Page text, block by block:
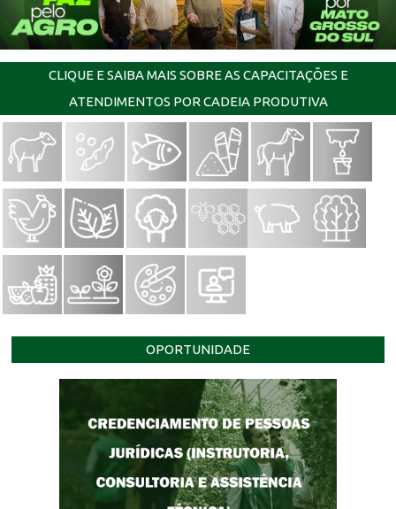
CLIQUE E SAIBA MAIS SOBRE AS CAPACITAÇÕES E
ATENDIMENTOS POR CADEIA PRODUTIVA
OPORTUNIDADE